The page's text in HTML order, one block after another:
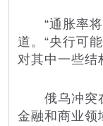
“通胀率将
道。“央行可
对其中一些结
俄乌冲突在
金融和商业领